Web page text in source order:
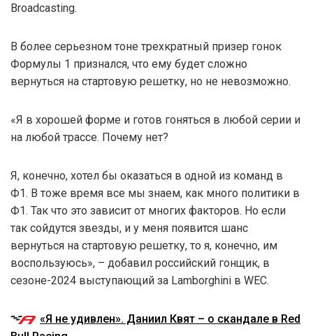
Broadcasting.
В более серьезном тоне трехкратный призер гонок
Формулы 1 признался, что ему будет сложно
вернуться на стартовую решетку, но не невозможно.
«Я в хорошей форме и готов гоняться в любой серии и
на любой трассе. Почему нет?
Я, конечно, хотел бы оказаться в одной из команд в
Ф1. В тоже время все мы знаем, как много политики в
Ф1. Так что это зависит от многих факторов. Но если
так сойдутся звезды, и у меня появится шанс
вернуться на стартовую решетку, то я, конечно, им
воспользуюсь», – добавил российский гонщик, в
сезоне-2024 выступающий за Lamborghini в WEC.
«Я не удивлен». Даниил Квят – о скандале в Red